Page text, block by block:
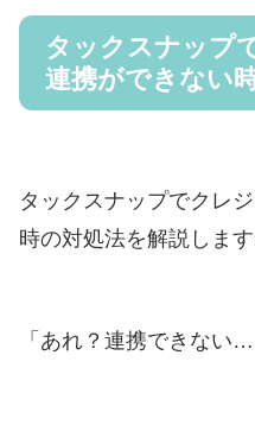
タックスナップ
連携ができない
タックスナップでクレ
時の対処法を解説します
「あれ？連携できない…